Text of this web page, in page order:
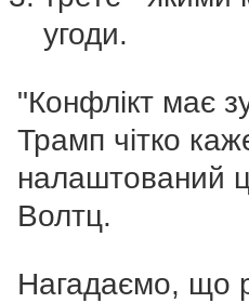
угоди.
"Конфлікт має
Трамп чітко
налаштований
Волтц.
Нагадаємо, що